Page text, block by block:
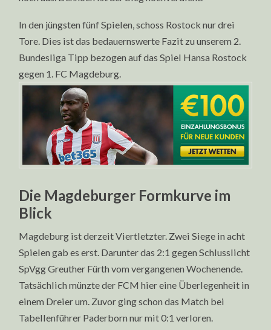
In den jüngsten fünf Spielen, schoss Rostock nur drei
Tore. Dies ist das bedauernswerte Fazit zu unserem 2.
Bundesliga Tipp bezogen auf das Spiel Hansa Rostock
gegen 1. FC Magdeburg.
Die Magdeburger Formkurve im
Blick
Magdeburg ist derzeit Viertletzter. Zwei Siege in acht
Spielen gab es erst. Darunter das 2:1 gegen Schlusslicht
SpVgg Greuther Fürth vom vergangenen Wochenende.
Tatsächlich münzte der FCM hier eine Überlegenheit in
einem Dreier um. Zuvor ging schon das Match bei
Tabellenführer Paderborn nur mit 0:1 verloren.